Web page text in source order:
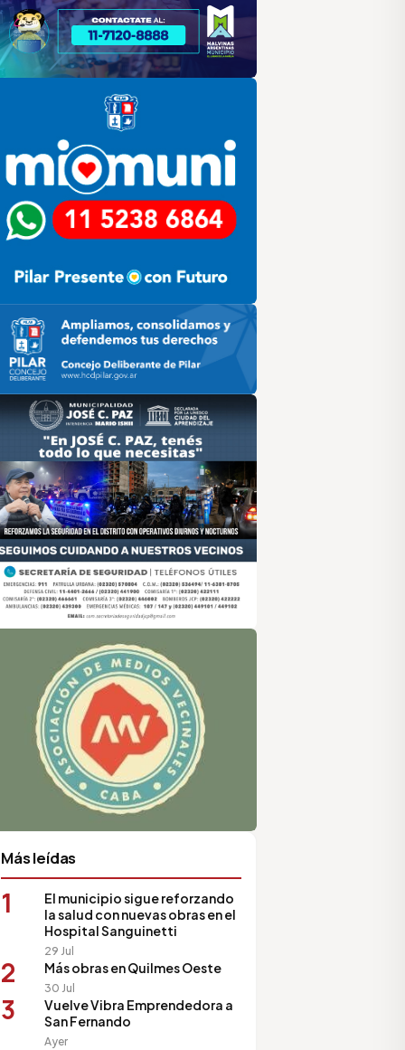
HCD
de Medios Vecinales
Más leídas
1
El municipio sigue reforzando
la salud con nuevas obras en el
Hospital Sanguinetti
29 Jul
2 Más obras en Quilmes Oeste
30 Jul
3
Vuelve Vibra Emprendedora a
San Fernando
Ayer